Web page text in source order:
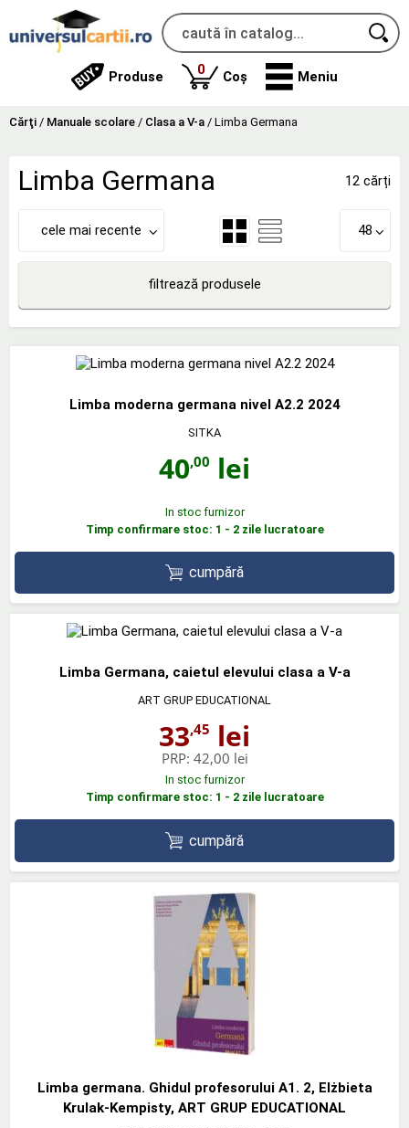
Produse 0produse
Coș Meniu
Cărţi / Manuale scolare / Clasa a V-a / Limba Germana
Limba Germana 12 cărți
cele mai recente 48
filtrează produsele
Limba moderna germana nivel A2.2 2024
SITKA
40,00 lei
In stoc furnizor
Timp confirmare stoc: 1 - 2 zile lucratoare
cumpără
Limba Germana, caietul elevului clasa a V-a
ART GRUP EDUCATIONAL
33,45 lei
PRP: 42,00 lei
In stoc furnizor
Timp confirmare stoc: 1 - 2 zile lucratoare
cumpără
Limba germana. Ghidul profesorului A1. 2, Elżbieta
Krulak-Kempisty, ART GRUP EDUCATIONAL